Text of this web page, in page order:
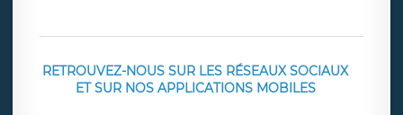
RETROUVEZ-NOUS SUR LES RÉSEAUX SOCIAUX
ET SUR NOS APPLICATIONS MOBILES